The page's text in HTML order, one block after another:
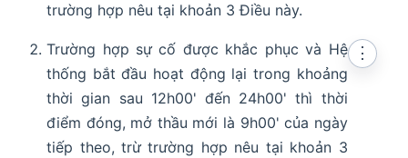
trường hợp nêu tại khoản 3 Điều này.
Trường hợp sự cố được khắc phục và Hệ
thống bắt đầu hoạt động lại trong khoảng
thời gian sau 12h00' đến 24h00' thì thời
điểm đóng, mở thầu mới là 9h00' của ngày
tiếp theo, trừ trường hợp nêu tại khoản 3
⋮